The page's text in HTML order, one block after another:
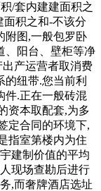
/套内建建面积之
积之和-不该分
附图,一般包罗卧
、阳台、壁柜等净
产运营者取消费
纽带.您当前利
件.正在一般砖混
资本取配套,为多
定合同的环境下,
指室第楼内为住
建制价值的平均
现场查勘后进行
,而奢牌酒店选址